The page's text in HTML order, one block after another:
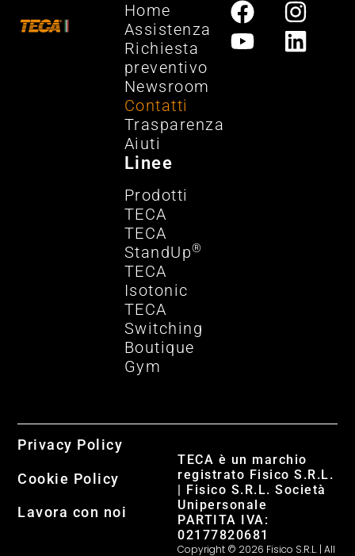
Home
Assistenza
Richiesta
preventivo
Newsroom
Contatti
Trasparenza
Aiuti
Linee
Prodotti
TECA
TECA
StandUp®
TECA
Isotonic
TECA
Switching
Boutique
Gym
TECA è un marchio
registrato Fisico S.R.L.
| Fisico S.R.L. Società
Unipersonale
PARTITA IVA:
02177820681
Copyright © 2026 Fisico S.R.L. | All
Privacy Policy
Cookie Policy
Lavora con noi